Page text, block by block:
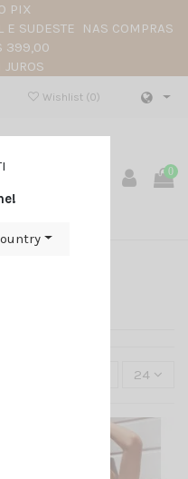
PIX
E SUDESTE NAS COMPRAS
399,00
Wishlist (0)
0
24